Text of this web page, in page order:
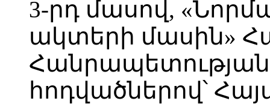
3-րդ մասով,
ակտերի մասին»
Հանրապետության
հոդվածներով՝